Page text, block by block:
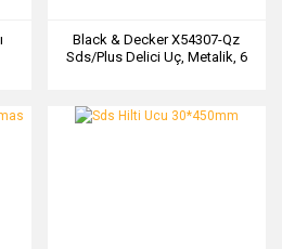
Black & Decker X54307-Qz
Sds/Plus Delici Uç, Metalik, 6